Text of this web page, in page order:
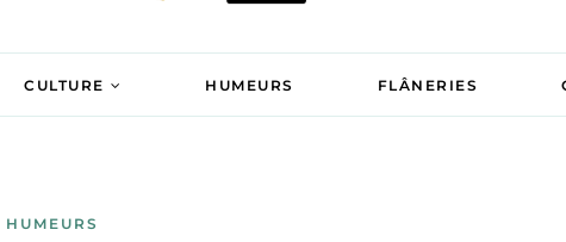
CULTURE HUMEURS FLÂNERIES
HUMEURS